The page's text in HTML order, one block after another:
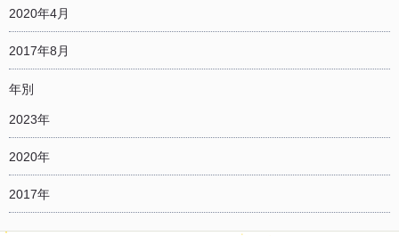
2020年4月
2017年8月
年別
2023年
2020年
2017年